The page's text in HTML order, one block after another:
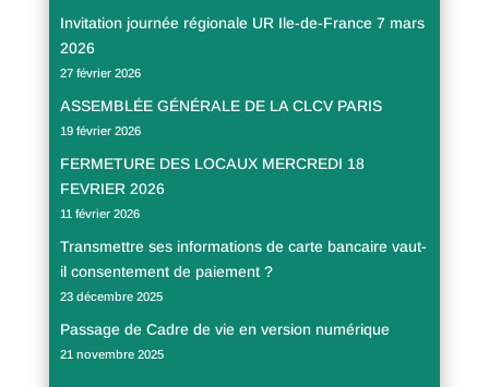
Invitation journée régionale UR Ile-de-France 7 mars
2026
27 février 2026
ASSEMBLÉE GÉNÉRALE DE LA CLCV PARIS
19 février 2026
FERMETURE DES LOCAUX MERCREDI 18
FEVRIER 2026
11 février 2026
Transmettre ses informations de carte bancaire vaut-
il consentement de paiement ?
23 décembre 2025
Passage de Cadre de vie en version numérique
21 novembre 2025